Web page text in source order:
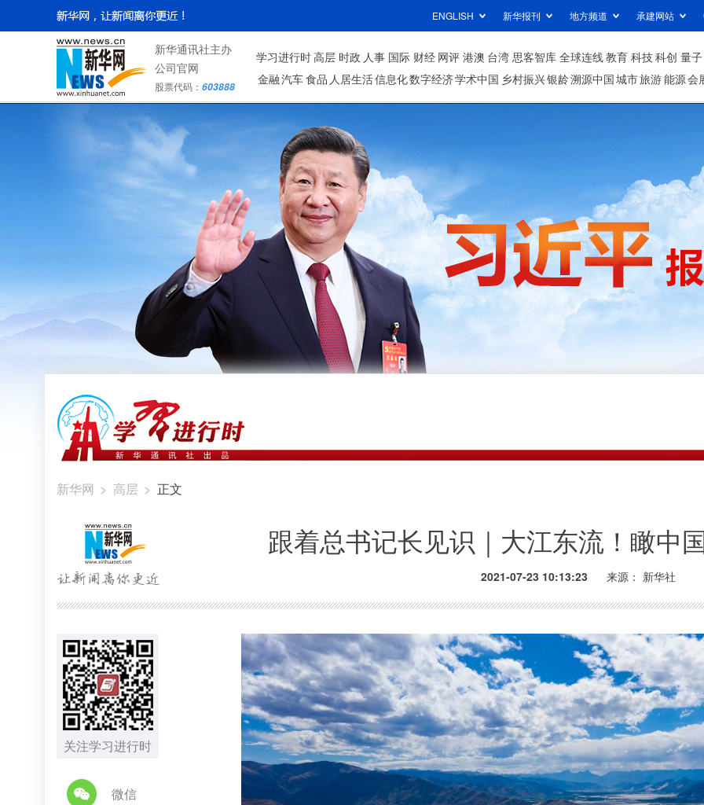
ENGLISH 新华报刊 地方频道 承建网站
新华通讯社主办
公司官网
股票代码： 603888
学习进行时高层 时政 人事 国际 财经 网评 港澳 台湾 思客智库 全球连线教育 科技科创 量子
金融汽车食品 人居生活信息化数字经济学术中国 乡村振兴银龄溯源中国城市旅游能源会
新华网 > 高层 > 正文
跟着总书记长见识｜大江东流！瞰中
2021-07-23 10:13:23 来源： 新华社
关注学习进行时
微信